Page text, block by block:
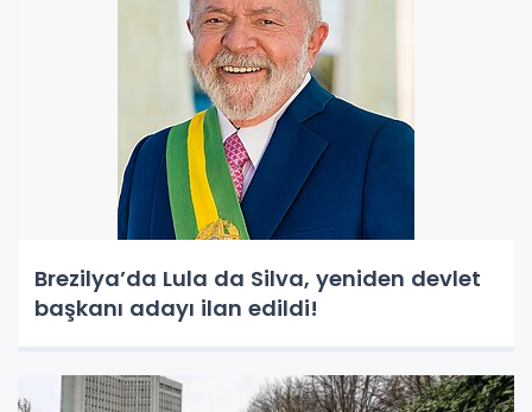
Brezilya’da Lula da Silva, yeniden devlet
başkanı adayı ilan edildi!